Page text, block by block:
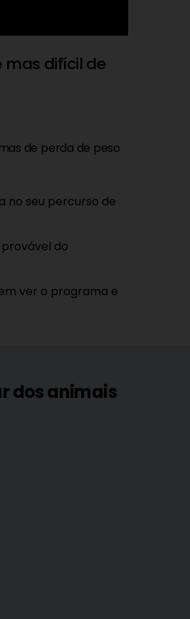
difícil de
de perda de peso
no seu percurso de
do
ver o programa e
dos animais